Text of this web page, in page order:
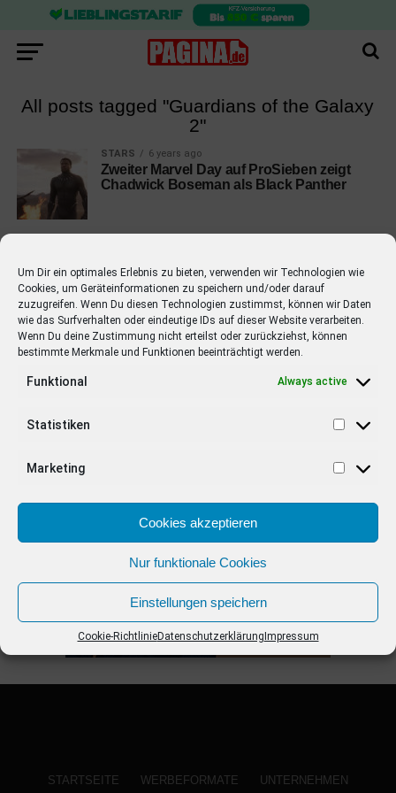
Um Dir ein optimales Erlebnis zu bieten, verwenden wir Technologien wie
Cookies, um Geräteinformationen zu speichern und/oder darauf
zuzugreifen. Wenn Du diesen Technologien zustimmst, können wir Daten
wie das Surfverhalten oder eindeutige IDs auf dieser Website verarbeiten.
Wenn Du deine Zustimmung nicht erteilst oder zurückziehst, können
bestimmte Merkmale und Funktionen beeinträchtigt werden.
Funktional Always active
Statistiken
Marketing
Cookies akzeptieren
Nur funktionale Cookies
Einstellungen speichern
Cookie-RichtlinieDatenschutzerklärung Impressum
All posts tagged "Guardians of the Galaxy
2"
STARS 6 years ago
Zweiter Marvel Day auf ProSieben zeigt
Chadwick Boseman als Black Panther
EMPFOHLEN
STARS 4 years ago
Barbara Schöneberger Moderatorin
STARTSEITE WERBEFORMATE UNTERNEHMEN